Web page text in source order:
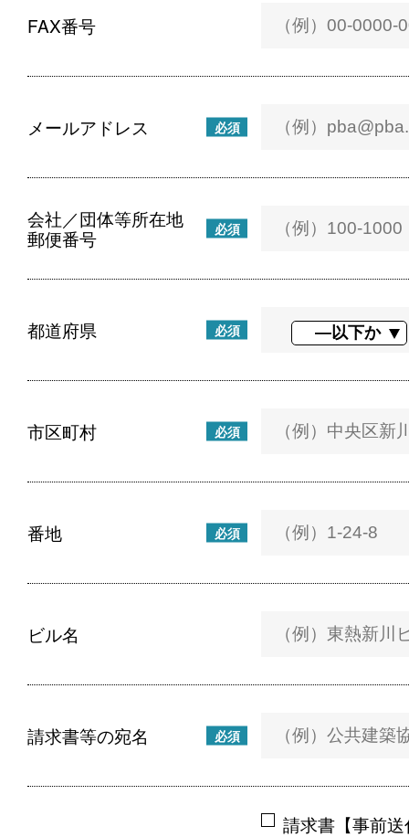
FAX番号
メールアドレス 必須
会社／団体等所在地
郵便番号
必須
都道府県 必須
市区町村 必須
番地 必須
ビル名
請求書等の宛名 必須
請求書【事前